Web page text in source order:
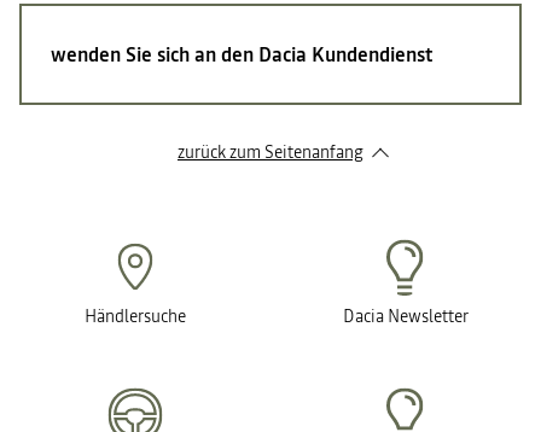
wenden Sie sich an den Dacia Kundendienst
zurück zum Seitenanfang
Händlersuche Dacia Newsletter